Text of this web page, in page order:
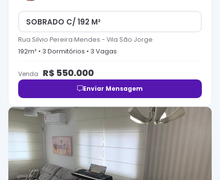
SOBRADO C/ 192 M²
Rua Silvio Pereira Mendes - Vila São Jorge
192m² • 3 Dormitórios • 3 Vagas
Venda R$ 550.000
Enviar Mensagem